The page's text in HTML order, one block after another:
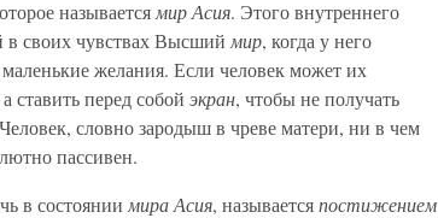
называется мир Асия. Этого внутреннего
своих чувствах Высший мир, когда у него
желания. Если человек может их
ставить перед собой экран, чтобы не получать
словно зародыш в чреве матери, ни в чем
пассивен.
в состоянии мира Асия, называетсяпостижением